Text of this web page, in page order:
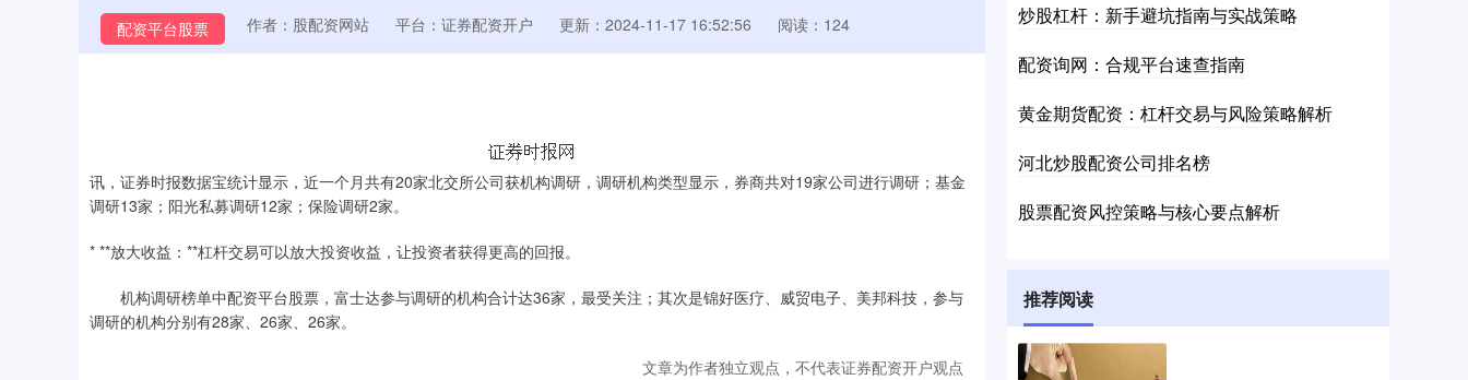
配资平台股票 作者：股配资网站 平台：证券配资开户 更新：2024-11-17 16:52:56 阅读：124
讯，证券时报数据宝统计显示，近一个月共有20家北交所公司获机构调研，调研机构类型显示，券商共对19家公司进行调研；基金
调研13家；阳光私募调研12家；保险调研2家。
* **放大收益：**杠杆交易可以放大投资收益，让投资者获得更高的回报。
机构调研榜单中配资平台股票，富士达参与调研的机构合计达36家，最受关注；其次是锦好医疗、威贸电子、美邦科技，参与
调研的机构分别有28家、26家、26家。
文章为作者独立观点，不代表证券配资开户观点
炒股杠杆：新手避坑指南与实战策略
配资询网：合规平台速查指南
黄金期货配资：杠杆交易与风险策略解析
河北炒股配资公司排名榜
股票配资风控策略与核心要点解析
推荐阅读